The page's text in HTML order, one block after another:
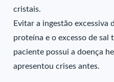
cristais.
Evitar a ingestão excessiva
proteína e o excesso de sal
paciente possui a doença
apresentou crises antes.